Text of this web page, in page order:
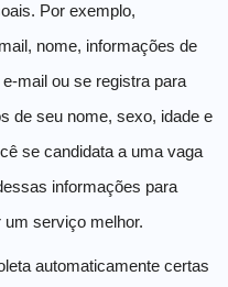
Por exemplo,
nome, informações de
mail ou se registra para
de seu nome, sexo, idade e
se candidata a uma vaga
informações para
serviço melhor.
automaticamente certas